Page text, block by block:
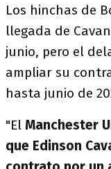
Los hinchas de
llegada de
junio, pero el
ampliar su
hasta junio de
"El Manchester
que Edinson